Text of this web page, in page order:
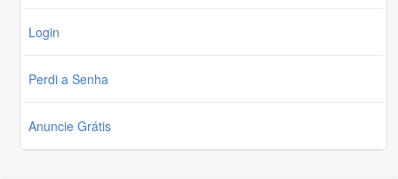
Login
Perdi a Senha
Anuncie Grátis